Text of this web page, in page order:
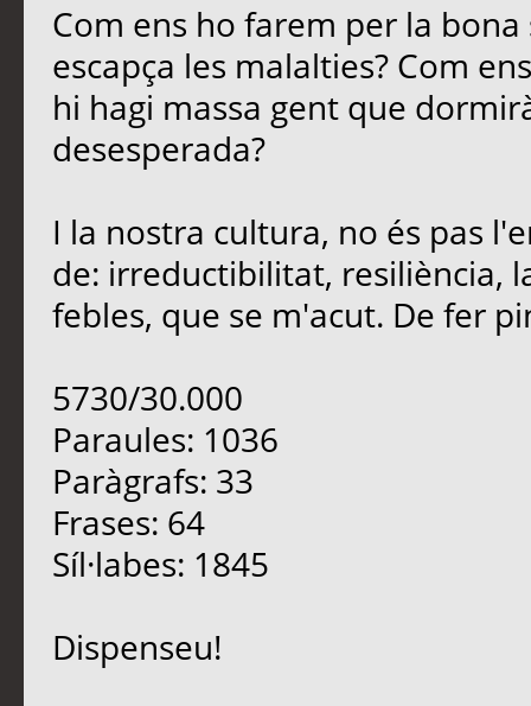
Com ens ho farem per la
escapça les malalties? Com
hi hagi massa gent que
desesperada?
I la nostra cultura, no és pas
de: irreductibilitat, resiliència,
febles, que se m'acut. De fer
5730/30.000
Paraules: 1036
Paràgrafs: 33
Frases: 64
Síl·labes: 1845
Dispenseu!